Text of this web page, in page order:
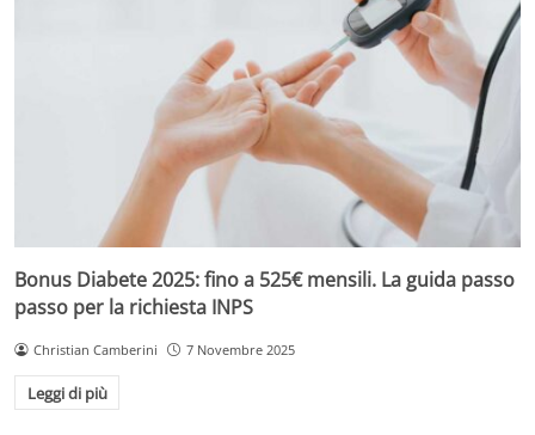
Bonus Diabete 2025: fino a 525€ mensili. La guida passo
passo per la richiesta INPS
Christian Camberini 7 Novembre 2025
Leggi di più